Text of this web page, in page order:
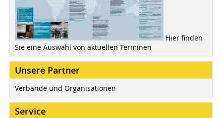
Hier finden
Sie eine Auswahl von aktuellen Terminen
Unsere Partner
Verbände und Organisationen
Service